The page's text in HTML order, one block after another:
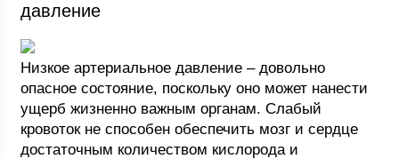
давление
Низкое артериальное давление – довольно
опасное состояние, поскольку оно может нанести
ущерб жизненно важным органам. Слабый
кровоток не способен обеспечить мозг и сердце
достаточным количеством кислорода и